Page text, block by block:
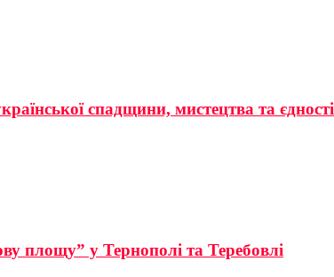
спадщини, мистецтва та єдності
площу” у Тернополі та Теребовлі